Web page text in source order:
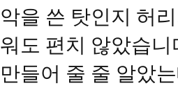
악을 쓴 탓인지 허
워도 편치 않았습
만들어 줄 줄 알았